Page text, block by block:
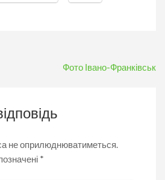
Фото Івано-Франківськ
не оприлюднюватиметься.
*